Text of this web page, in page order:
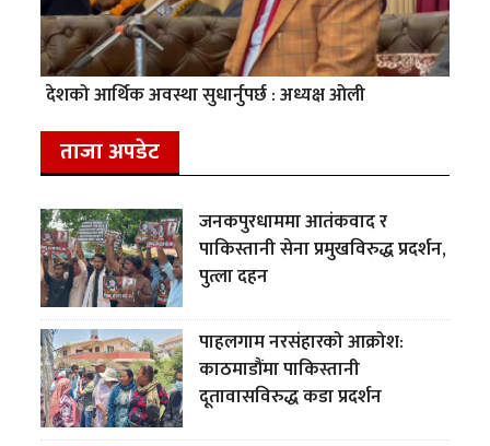
देशको आर्थिक अवस्था सुधार्नुपर्छ : अध्यक्ष ओली
ताजा अपडेट
जनकपुरधाममा आतंकवाद र
पाकिस्तानी सेना प्रमुखविरुद्ध प्रदर्शन,
पुत्ला दहन
पाहलगाम नरसंहारको आक्रोश:
काठमाडौंमा पाकिस्तानी
दूतावासविरुद्ध कडा प्रदर्शन